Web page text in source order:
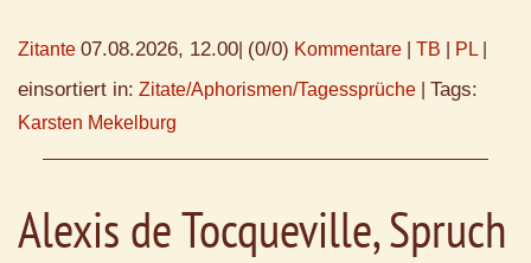
Zitante 07.08.2026, 12.00 (0/0) Kommentare TB PL
einsortiert in: Zitate/Aphorismen/Tagessprüche Tags:
Karsten Mekelburg
Alexis de Tocqueville, Spruch